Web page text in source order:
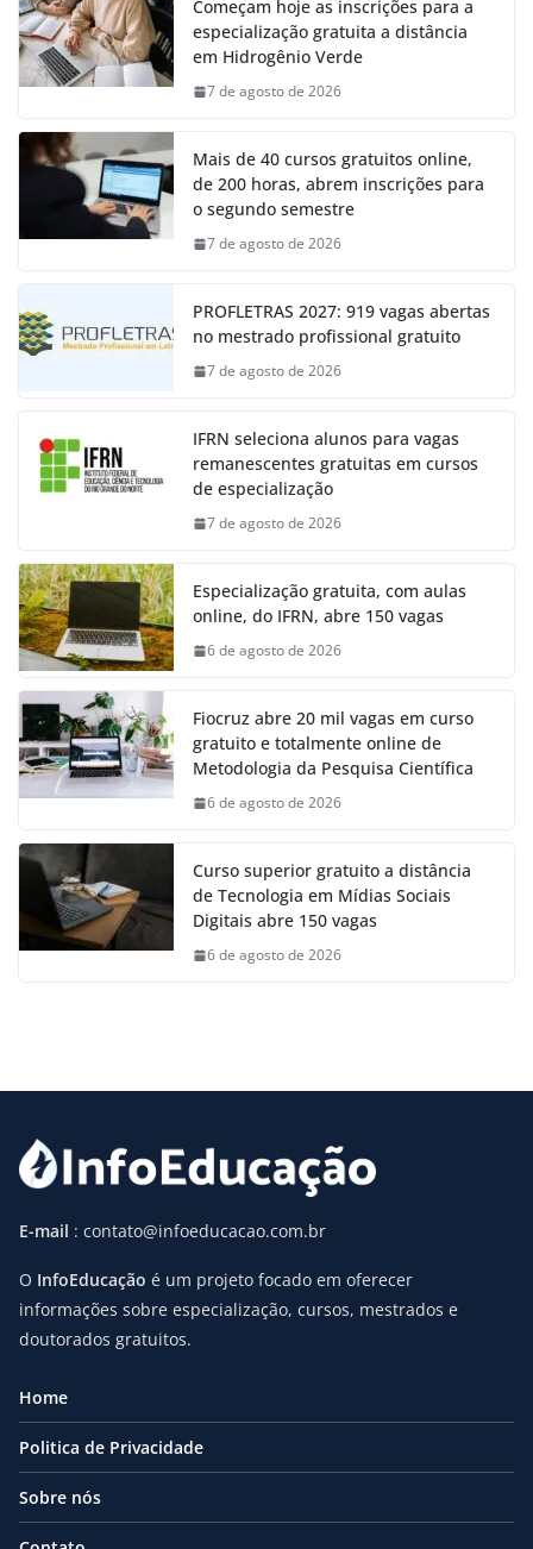
Começam hoje as inscrições para a
especialização gratuita a distância
em Hidrogênio Verde
7 de agosto de 2026
Mais de 40 cursos gratuitos online,
de 200 horas, abrem inscrições para
o segundo semestre
7 de agosto de 2026
PROFLETRAS 2027: 919 vagas abertas
no mestrado profissional gratuito
7 de agosto de 2026
IFRN seleciona alunos para vagas
remanescentes gratuitas em cursos
de especialização
7 de agosto de 2026
Especialização gratuita, com aulas
online, do IFRN, abre 150 vagas
6 de agosto de 2026
Fiocruz abre 20 mil vagas em curso
gratuito e totalmente online de
Metodologia da Pesquisa Científica
6 de agosto de 2026
Curso superior gratuito a distância
de Tecnologia em Mídias Sociais
Digitais abre 150 vagas
6 de agosto de 2026
E-mail : contato@infoeducacao.com.br
O InfoEducação é um projeto focado em oferecer
informações sobre especialização, cursos, mestrados e
doutorados gratuitos.
Home
Politica de Privacidade
Sobre nós